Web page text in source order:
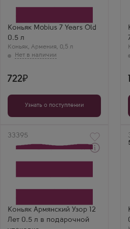
Коньяк Mobius 7 Years Old
0.5 л
Коньяк, Армения, 0,5 л
Выдержка
7 лет
722
Узнать о поступлении
Артикул
33395
Коньяк Армянский Узор 12
Лет 0.5 л в подарочной
Old в подарочной
Бренд
Армянский Узор
Выдержка